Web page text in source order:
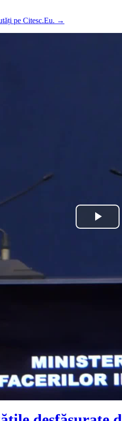
pe Citesc.Eu. →
Play